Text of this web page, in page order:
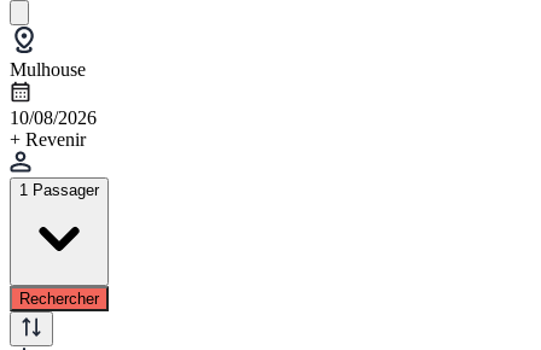
Mulhouse
10/08/2026
+ Revenir
1 Passager
Rechercher